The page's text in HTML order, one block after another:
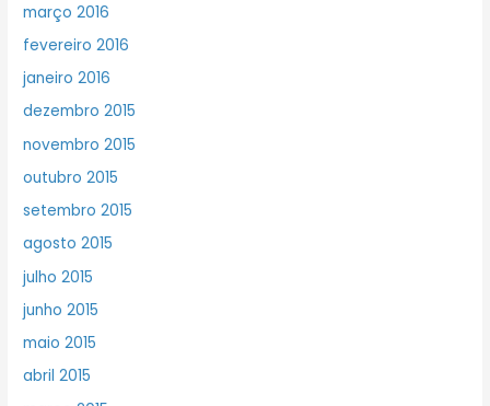
março 2016
fevereiro 2016
janeiro 2016
dezembro 2015
novembro 2015
outubro 2015
setembro 2015
agosto 2015
julho 2015
junho 2015
maio 2015
abril 2015